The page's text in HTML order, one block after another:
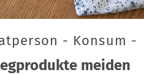
- Konsum -
meiden